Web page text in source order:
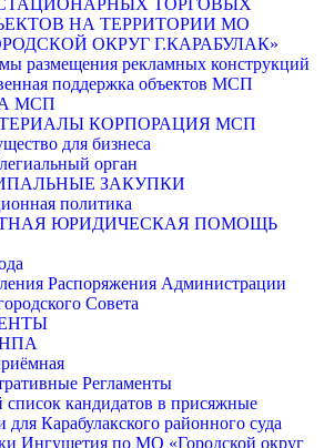
НА ТЕРРИТОРИИ МО
ОКРУГ Г.КАРАБУЛАК»
размещения рекламных конструкций
поддержка объектов МСП
МСП
КОРПОРАЦИЯ МСП
для бизнеса
орган
ЗАКУПКИ
политика
ЮРИДИЧЕСКАЯ ПОМОЩЬ
Распоряжения Администрации
Совета
НПА
Регламенты
кандидатов в присяжные
для Карабулакского районного суда
Ингушетия по МО «Городской округ